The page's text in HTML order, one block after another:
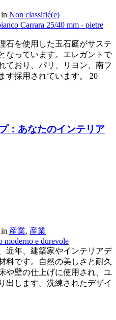
Non classifié(e)
石を使用した玉石庭がサステ
なっています。エレガントで
ており、パリ、リヨン、南フ
す採用されています。 20
：あなたのインテリア
産業, 産業
近年、建築家やインテリアデ
料です。自然の美しさと耐久
や壁の仕上げに使用され、ユ
出します。洗練されたデザイ